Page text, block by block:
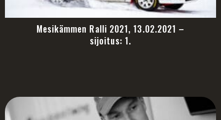
Mesikämmen Ralli 2021, 13.02.2021 –
sijoitus: 1.